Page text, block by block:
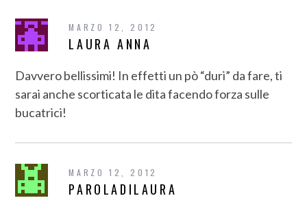
MARZO 12, 2012
LAURA ANNA
Davvero bellissimi! In effetti un pò “duri” da fare, ti
sarai anche scorticata le dita facendo forza sulle
bucatrici!
MARZO 12, 2012
PAROLADILAURA